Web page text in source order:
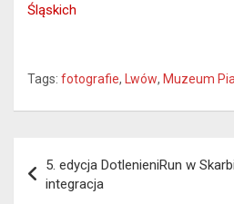
Śląskich
Tags: fotografie, Lwów, Muzeum
wpisu
5. edycja DotlenieniRun w
integracja